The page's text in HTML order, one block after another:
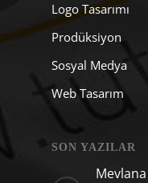
Logo Tasarımı
Prodüksiyon
Sosyal Medya
Web Tasarım
SON YAZILAR